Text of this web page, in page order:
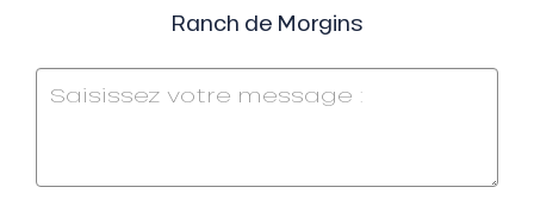
Ranch de Morgins